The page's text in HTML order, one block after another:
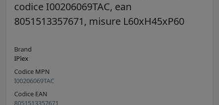
codice I00206069TAC, ean
8051513357671, misure L60xH45xP60
Brand
IPlex
Codice MPN
I00206069TAC
Codice EAN